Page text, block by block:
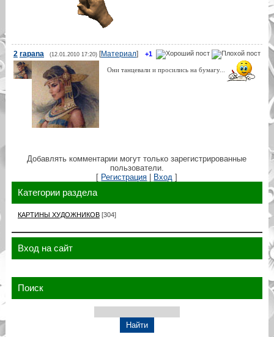
+1
2 rapana (12.01.2010 17:20)[Материал]
Они танцевали и просились на бумагу...
Добавлять комментарии могут только зарегистрированные
пользователи.
[ Регистрация Вход ]
Категории раздела
КАРТИНЫ ХУДОЖНИКОВ [304]
Вход на сайт
Поиск